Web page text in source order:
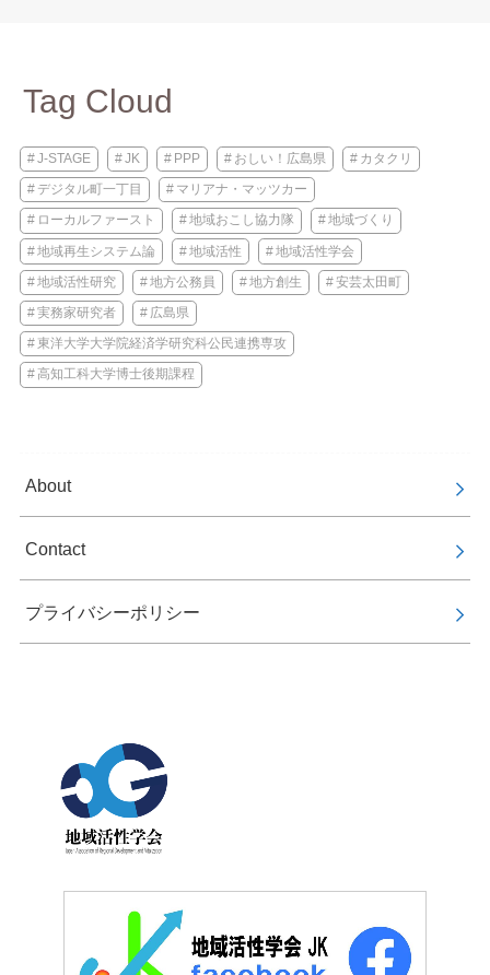
Tag Cloud
J-STAGE JK PPP おしい！広島県 カタクリ
デジタル町一丁目 マリアナ・マッツカー
ローカルファースト 地域おこし協力隊 地域づくり
地域再生システム論 地域活性 地域活性学会
地域活性研究 地方公務員 地方創生 安芸太田町
実務家研究者 広島県
東洋大学大学院経済学研究科公民連携専攻
高知工科大学博士後期課程
About
Contact
プライバシーポリシー